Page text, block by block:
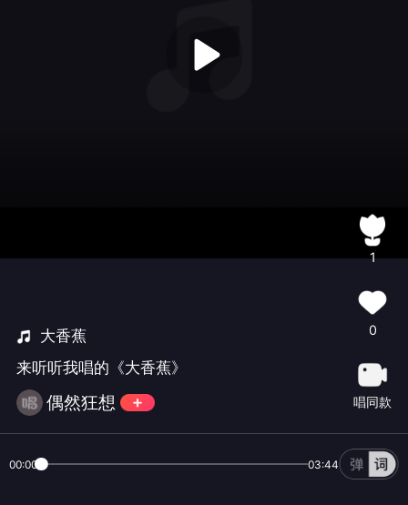
大香蕉
来听听我唱的《大香蕉》
偶然狂想
1
0
唱同款
00:00 03:44